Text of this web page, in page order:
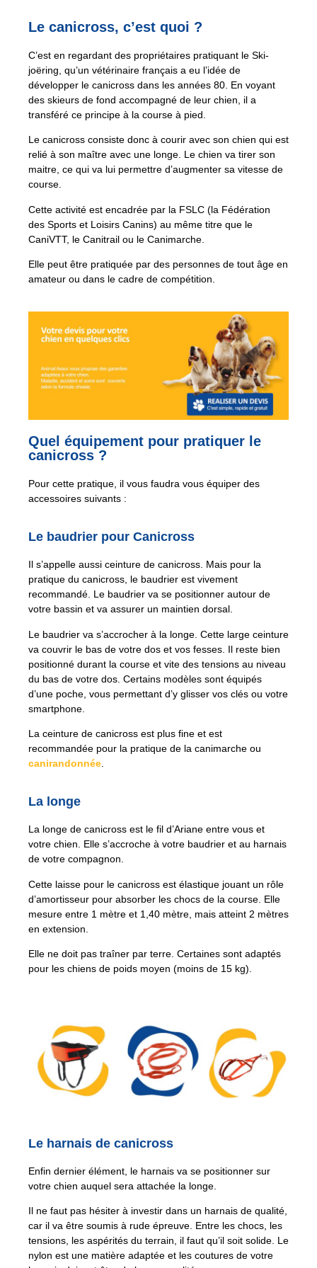
Le canicross, c’est quoi ?
C’est en regardant des propriétaires pratiquant le Ski-
joëring, qu’un vétérinaire français a eu l’idée de
développer le canicross dans les années 80. En voyant
des skieurs de fond accompagné de leur chien, il a
transféré ce principe à la course à pied.
Le canicross consiste donc à courir avec son chien qui est
relié à son maître avec une longe. Le chien va tirer son
maitre, ce qui va lui permettre d’augmenter sa vitesse de
course.
Cette activité est encadrée par la FSLC (la Fédération
des Sports et Loisirs Canins) au même titre que le
CaniVTT, le Canitrail ou le Canimarche.
Elle peut être pratiquée par des personnes de tout âge en
amateur ou dans le cadre de compétition.
Quel équipement pour pratiquer le
canicross ?
Pour cette pratique, il vous faudra vous équiper des
accessoires suivants :
Le baudrier pour Canicross
Il s’appelle aussi ceinture de canicross. Mais pour la
pratique du canicross, le baudrier est vivement
recommandé. Le baudrier va se positionner autour de
votre bassin et va assurer un maintien dorsal.
Le baudrier va s’accrocher à la longe. Cette large ceinture
va couvrir le bas de votre dos et vos fesses. Il reste bien
positionné durant la course et vite des tensions au niveau
du bas de votre dos. Certains modèles sont équipés
d’une poche, vous permettant d’y glisser vos clés ou votre
smartphone.
La ceinture de canicross est plus fine et est
recommandée pour la pratique de la canimarche ou
canirandonnée
La longe
La longe de canicross est le fil d’Ariane entre vous et
votre chien. Elle s’accroche à votre baudrier et au harnais
de votre compagnon.
Cette laisse pour le canicross est élastique jouant un rôle
d’amortisseur pour absorber les chocs de la course. Elle
mesure entre 1 mètre et 1,40 mètre, mais atteint 2 mètres
en extension.
Elle ne doit pas traîner par terre. Certaines sont adaptés
pour les chiens de poids moyen (moins de 15 kg).
Le harnais de canicross
Enfin dernier élément, le harnais va se positionner sur
votre chien auquel sera attachée la longe.
Il ne faut pas hésiter à investir dans un harnais de qualité,
car il va être soumis à rude épreuve. Entre les chocs, les
tensions, les aspérités du terrain, il faut qu’il soit solide. Le
nylon est une matière adaptée et les coutures de votre